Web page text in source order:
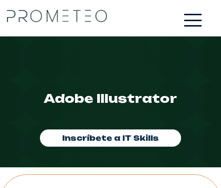
Adobe Illustrator
Inscríbete a IT Skills